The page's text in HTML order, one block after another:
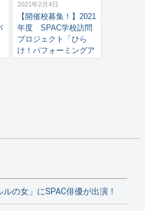
2021年2月4日
【開催校募集！】2021
年度 SPAC学校訪問
プロジェクト「ひら
け！パフォーミングア
の女」にSPAC俳優が出演！